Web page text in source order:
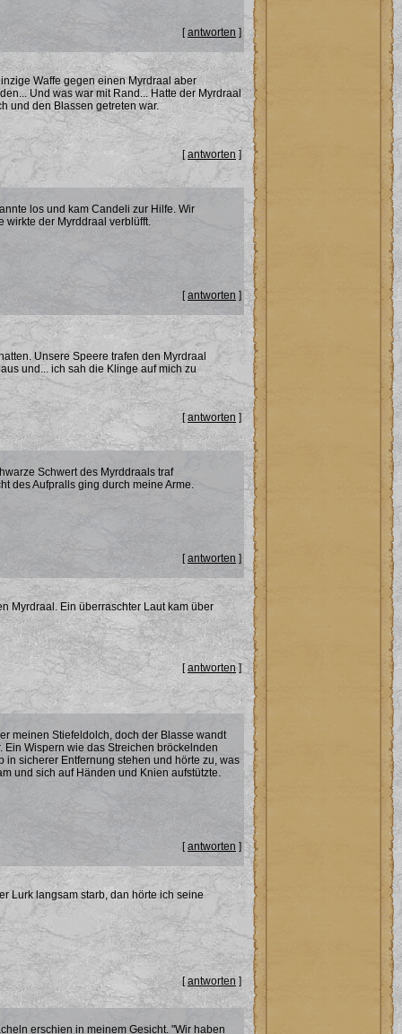
[antworten ]
Waffe gegen einen Myrdraal aber
Und was war mit Rand... Hatte der Myrdraal
und den Blassen getreten war.
[antworten ]
los und kam Candeli zur Hilfe. Wir
wirkte der Myrddraal verblüfft.
[antworten ]
Unsere Speere trafen den Myrdraal
und... ich sah die Klinge auf mich zu
[antworten ]
Schwert des Myrddraals traf
des Aufpralls ging durch meine Arme.
[antworten ]
Myrdraal. Ein überraschter Laut kam über
[antworten]
meinen Stiefeldolch, doch der Blasse wandt
Wispern wie das Streichen bröckelnden
sicherer Entfernung stehen und hörte zu, was
und sich auf Händen und Knien aufstützte.
[antworten ]
Lurk langsam starb, dan hörte ich seine
[antworten ]
erschien in meinem Gesicht. "Wir haben